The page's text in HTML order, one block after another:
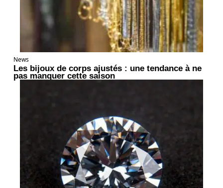
News
Les bijoux de corps ajustés : une tendance à ne
pas manquer cette saison